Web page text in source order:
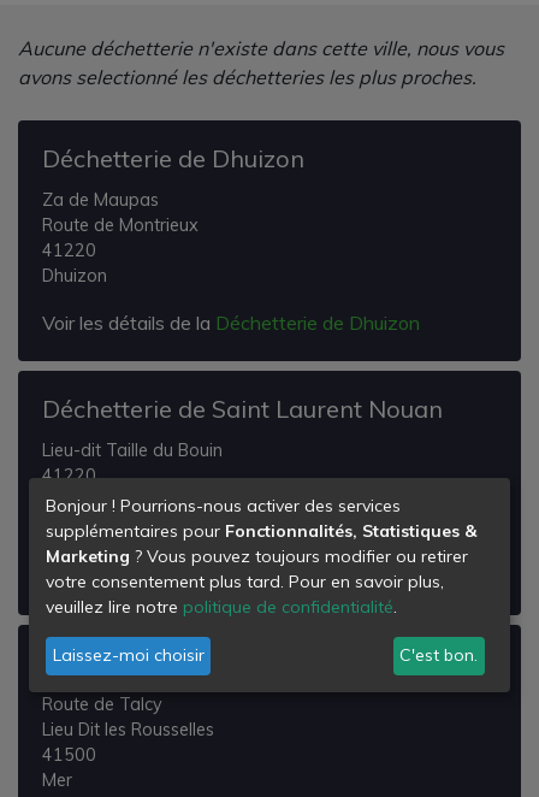
Aucune déchetterie n'existe dans cette ville, nous vous
avons selectionné les déchetteries les plus proches.
Déchetterie de Dhuizon
Za de Maupas
Route de Montrieux
41220
Dhuizon
Voir les détails de la Déchetterie de Dhuizon
Déchetterie de Saint Laurent Nouan
Lieu-dit Taille du Bouin
41220
Saint-Laurent-Nouan
Voir les détails de la
Déchetterie de Saint Laurent
Nouan
Déchetterie de Mer
Route de Talcy
Lieu Dit les Rousselles
41500
Mer
Bonjour ! Pourrions-nous activer des services
supplémentaires pour Fonctionnalités, Statistiques &
Marketing ? Vous pouvez toujours modifier ou retirer
votre consentement plus tard. Pour en savoir plus,
veuillez lire notre politique de confidentialité.
Laissez-moi choisir C'est bon.